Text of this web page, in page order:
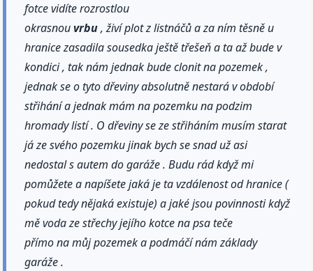
fotce vidíte rozrostlou
okrasnouvrbu, živí plot z listnáčů a za ním těsně u
hranice zasadila sousedka ještě třešeň a ta až bude v
kondici , tak nám jednak bude clonit na pozemek ,
jednak se o tyto dřeviny absolutně nestará v období
střihání a jednak mám na pozemku na podzim
hromady listí . O dřeviny se ze střiháním musím starat
já ze svého pozemku jinak bych se snad už asi
nedostal s autem do garáže . Budu rád když mi
pomůžete a napíšete jaká je ta vzdálenost od hranice (
pokud tedy nějaká existuje) a jaké jsou povinnosti když
mě voda ze střechy jejího kotce na psa teče
přímo na můj pozemek a podmáčí nám základy
garáže .